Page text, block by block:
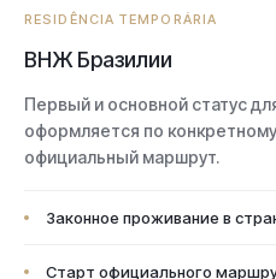
RESIDÊNCIA TEMPORÁRIA
ВНЖ Бразилии
Первый и основной статус
оформляется по
официальный маршрут.
Законное проживание в
Старт официального